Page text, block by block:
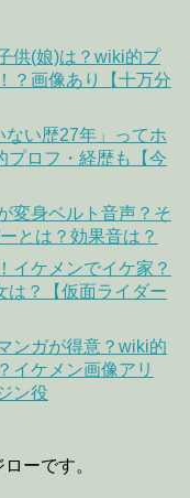
供(娘)は？wiki的プ
？画像あり【十万分
ない歴27年」ってホ
プロフ・経歴も【今
変身ベルト音声？そ
とは？効果音は？
イケメンでイケ家？
は？【仮面ライダー
ンガが得意？wiki的
イケメン画像アリ
ン役
ーです。